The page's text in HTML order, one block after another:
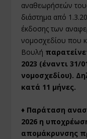
αναθεωρήσεών
διάστημα από
έκδοσης των
νομοσχεδίου που
Βουλή
2023 (έναντι 31/
νομοσχεδίου).
κατά 11 μήνες.
♦ Παράταση
2026 η
απομάκρυνσης